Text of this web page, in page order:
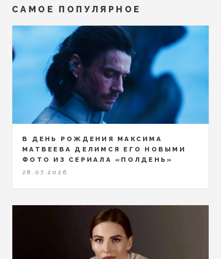
САМОЕ ПОПУЛЯРНОЕ
В ДЕНЬ РОЖДЕНИЯ МАКСИМА
МАТВЕЕВА ДЕЛИМСЯ ЕГО НОВЫМИ
ФОТО ИЗ СЕРИАЛА «ПОЛДЕНЬ»
28.07.2026